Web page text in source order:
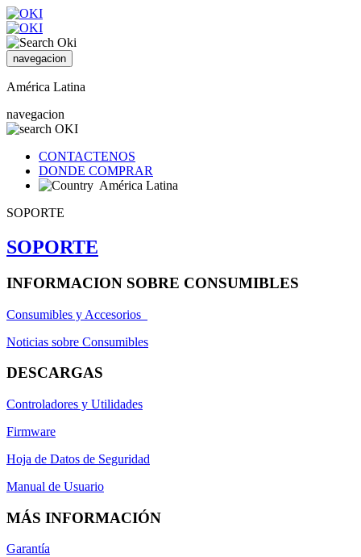
navegacion
América Latina
navegacion
CONTACTENOS
DONDE COMPRAR
América Latina
SOPORTE
SOPORTE
INFORMACION SOBRE CONSUMIBLES
Consumibles y Accesorios
Noticias sobre Consumibles
DESCARGAS
Controladores y Utilidades
Firmware
Hoja de Datos de Seguridad
Manual de Usuario
MÁS INFORMACIÓN
Garantía